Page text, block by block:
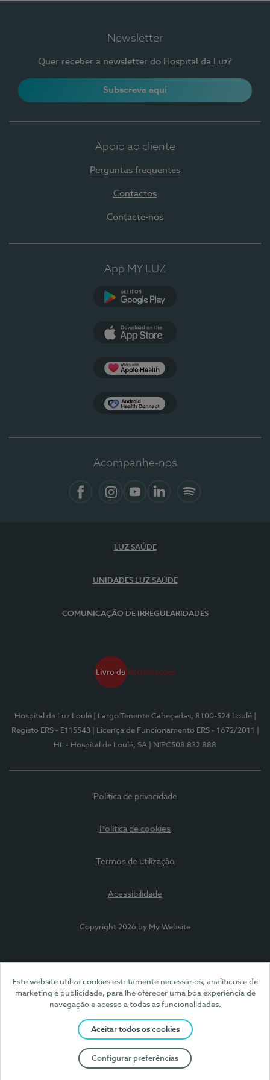
Este website utiliza cookies estritamente necessários, analíticos e de
marketing e publicidade, para lhe oferecer uma boa experiência de
navegação e acesso a todas as funcionalidades.
Aceitar todos os cookies
Configurar preferências
Newsletter
Quer receber a newsletter do Hospital da Luz?
Subscreva aqui
Apoio ao cliente
Perguntas frequentes
Contactos
Contacte-nos
App MY LUZ
Acompanhe-nos
LUZ SAÚDE
UNIDADES LUZ SAÚDE
COMUNICAÇÃO DE IRREGULARIDADES
Hospital da Luz Loulé | Largo Tenente Cabeçadas, 8100-524 Loulé
Registo ERS - E115543
| Licença de Funcionamento ERS - 1672/2011
HL - Hospital de Loulé, SA
| NIPC508 832 888
Política de privacidade
Política de cookies
Termos de utilização
Acessibilidade
Copyright 2026 by My Website